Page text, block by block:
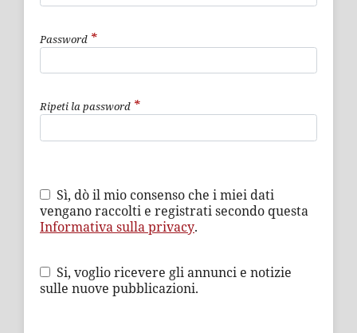
Password *
Ripeti la password *
vengano raccolti e registrati secondo questa
Informativa sulla privacy.
sulle nuove pubblicazioni.